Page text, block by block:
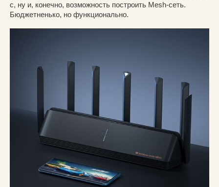
с, ну и, конечно, возможность построить Mesh-сеть.
Бюджетненько, но функционально.